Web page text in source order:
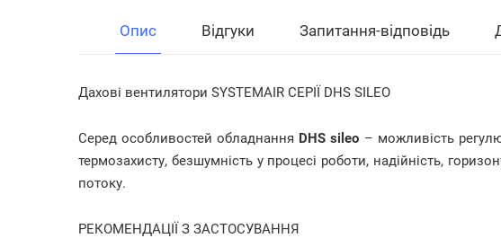
Опис Відгуки Запитання-відповідь
Дахові вентилятори SYSTEMAIR СЕРІЇ DHS SILEO
Серед особливостей обладнання DHS sileo – можливість
термозахисту, безшумність у процесі роботи, надійність,
потоку.
РЕКОМЕНДАЦІЇ З ЗАСТОСУВАННЯ